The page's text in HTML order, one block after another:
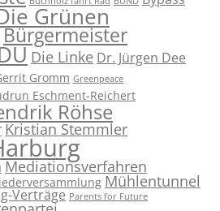
Grünen
Bürgermeister
Die Linke Dr. Jürgen Dee
Gromm Greenpeace
Eschment-Reichert
Röhse
Kristian Stemmler
Mediationsverfahren
Mühlentunnel
Verträge Parents for Future